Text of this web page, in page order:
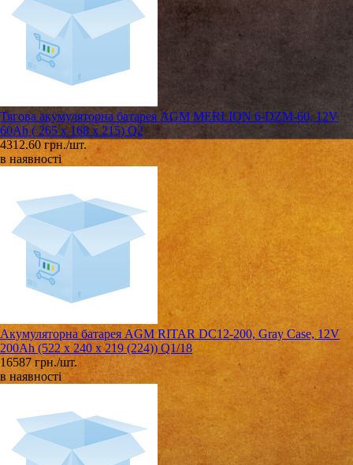
Тягова акумуляторна батарея AGM MERLION 6-DZM-60, 12V
60Ah ( 265 x 168 x 215) Q2
4312.60 грн./шт.
в наявності
Акумуляторна батарея AGM RITAR DC12-200, Gray Case, 12V
200Ah (522 х 240 х 219 (224)) Q1/18
16587 грн./шт.
в наявності